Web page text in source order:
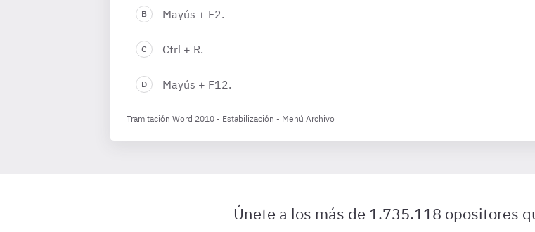
Mayús + F2.
Ctrl + R.
Mayús + F12.
Tramitación Word 2010 - Estabilización - Menú Archivo
Únete a los más de 1.735.118 opositores